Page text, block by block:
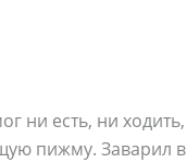
ни есть, ни ходить,
пижму. Заварил в